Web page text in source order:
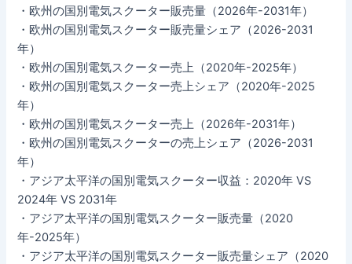
・欧州の国別電気スクーター販売量（2026年-2031年）
・欧州の国別電気スクーター販売量シェア（2026-2031
年）
・欧州の国別電気スクーター売上（2020年-2025年）
・欧州の国別電気スクーター売上シェア（2020年-2025
年）
・欧州の国別電気スクーター売上（2026年-2031年）
・欧州の国別電気スクーターの売上シェア（2026-2031
年）
・アジア太平洋の国別電気スクーター収益：2020年 VS
2024年 VS 2031年
・アジア太平洋の国別電気スクーター販売量（2020
年-2025年）
・アジア太平洋の国別電気スクーター販売量シェア（2020